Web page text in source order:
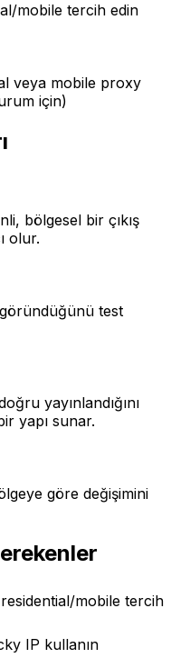
mobile tercih edin
veya mobile proxy
için)
bölgesel bir çıkış
olur.
test
yayınlandığını
yapı sunar.
göre değişimini
mobile tercih
IP kullanın